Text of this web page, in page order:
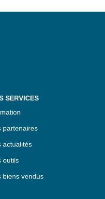
SERVICES
partenaires
actualités
outils
biens vendus